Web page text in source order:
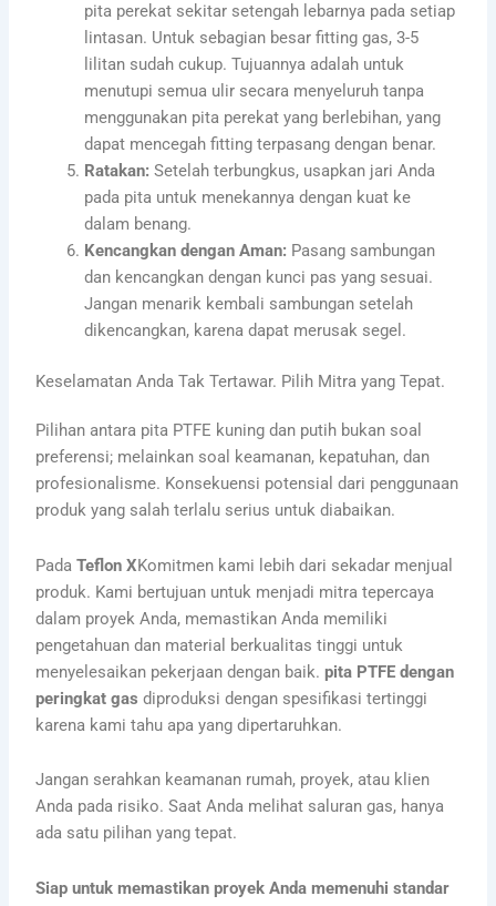
pita perekat sekitar setengah lebarnya pada setiap
lintasan. Untuk sebagian besar fitting gas, 3-5
lilitan sudah cukup. Tujuannya adalah untuk
menutupi semua ulir secara menyeluruh tanpa
menggunakan pita perekat yang berlebihan, yang
dapat mencegah fitting terpasang dengan benar.
Ratakan: Setelah terbungkus, usapkan jari Anda
pada pita untuk menekannya dengan kuat ke
dalam benang.
Kencangkan dengan Aman: Pasang sambungan
dan kencangkan dengan kunci pas yang sesuai.
Jangan menarik kembali sambungan setelah
dikencangkan, karena dapat merusak segel.
Keselamatan Anda Tak Tertawar. Pilih Mitra yang Tepat.
Pilihan antara pita PTFE kuning dan putih bukan soal
preferensi; melainkan soal keamanan, kepatuhan, dan
profesionalisme. Konsekuensi potensial dari penggunaan
produk yang salah terlalu serius untuk diabaikan.
PadaTeflon XKomitmen kami lebih dari sekadar menjual
produk. Kami bertujuan untuk menjadi mitra tepercaya
dalam proyek Anda, memastikan Anda memiliki
pengetahuan dan material berkualitas tinggi untuk
menyelesaikan pekerjaan dengan baik.pita PTFE dengan
peringkat gas diproduksi dengan spesifikasi tertinggi
karena kami tahu apa yang dipertaruhkan.
Jangan serahkan keamanan rumah, proyek, atau klien
Anda pada risiko. Saat Anda melihat saluran gas, hanya
ada satu pilihan yang tepat.
Siap untuk memastikan proyek Anda memenuhi standar